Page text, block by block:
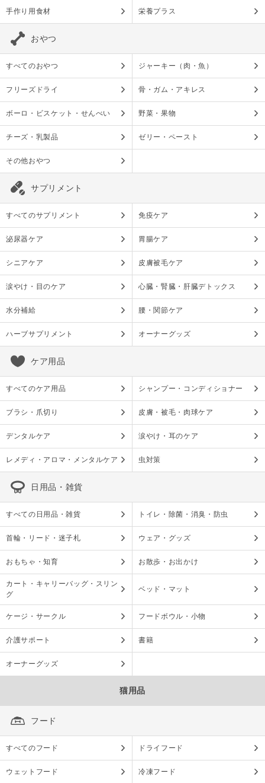
手作り用食材 栄養プラス
おやつ
すべてのおやつ ジャーキー（肉・魚）
フリーズドライ 骨・ガム・アキレス
ボーロ・ビスケット・せんべい 野菜・果物
チーズ・乳製品 ゼリー・ペースト
その他おやつ
サプリメント
すべてのサプリメント 免疫ケア
泌尿器ケア 胃腸ケア
シニアケア 皮膚被毛ケア
涙やけ・目のケア 心臓・腎臓・肝臓デトックス
水分補給 腰・関節ケア
ハーブサプリメント オーナーグッズ
ケア用品
すべてのケア用品 シャンプー・コンディショナー
ブラシ・爪切り 皮膚・被毛・肉球ケア
デンタルケア 涙やけ・耳のケア
レメディ・アロマ・メンタルケア 虫対策
日用品・雑貨
すべての日用品・雑貨 トイレ・除菌・消臭・防虫
首輪・リード・迷子札 ウェア・グッズ
おもちゃ・知育 お散歩・お出かけ
カート・キャリーバッグ・スリン
グ
ベッド・マット
ケージ・サークル フードボウル・小物
介護サポート 書籍
オーナーグッズ
猫用品
フード
すべてのフード ドライフード
ウェットフード 冷凍フード